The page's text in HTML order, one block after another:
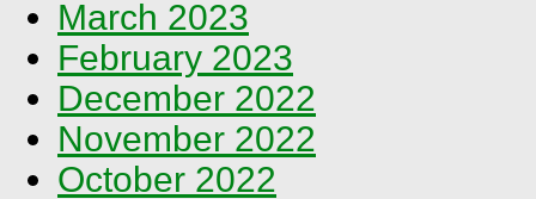
March 2023
February 2023
December 2022
November 2022
October 2022